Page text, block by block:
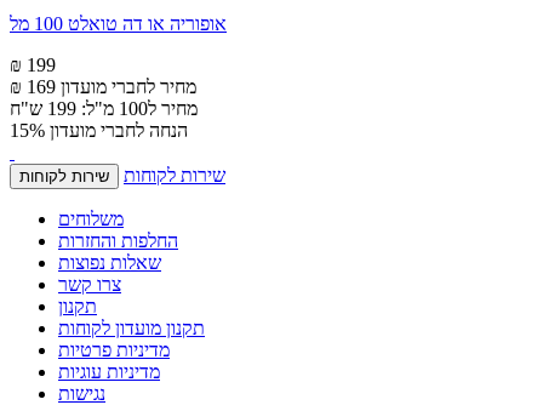
אופוריה או דה טואלט 100 מל
₪ 199
₪ 169 מחיר לחברי מועדון
מחיר ל100 מ"ל: 199 ש"ח
הנחה לחברי מועדון 15%
שירות לקוחות שירות לקוחות
משלוחים
החלפות והחזרות
שאלות נפוצות
צרו קשר
תקנון
תקנון מועדון לקוחות
מדיניות פרטיות
מדיניות עוגיות
נגישות